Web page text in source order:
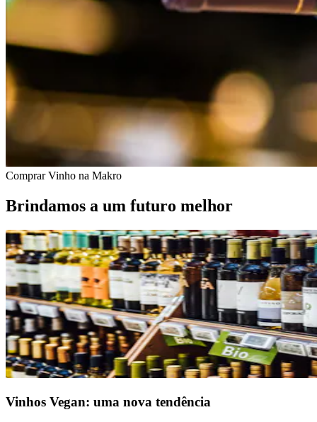
Comprar Vinho na Makro
Brindamos a um futuro melhor
Vinhos Vegan: uma nova tendência